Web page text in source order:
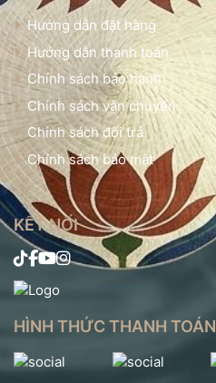
Hướng dẫn đặt hàng
Hướng dẫn thanh toán
Chính sách bảo hành
Chính sách vận chuyển
Chính sách đổi trả
Chính sách bảo mật
KẾT NỐI
HÌNH THỨC THANH TOÁN